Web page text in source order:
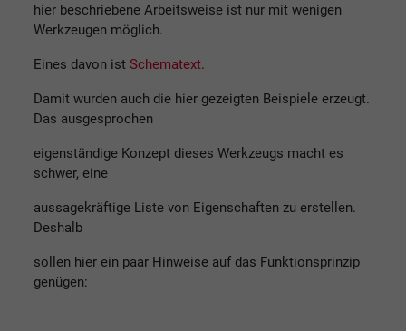
hier beschriebene Arbeitsweise ist nur mit wenigen
Werkzeugen möglich.
Eines davon ist Schematext.
Damit wurden auch die hier gezeigten Beispiele erzeugt.
Das ausgesprochen
eigenständige Konzept dieses Werkzeugs macht es
schwer, eine
aussagekräftige Liste von Eigenschaften zu erstellen.
Deshalb
sollen hier ein paar Hinweise auf das Funktionsprinzip
genügen: